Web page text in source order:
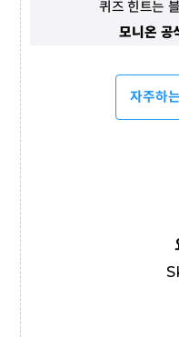
퀴즈 힌트는
모니온 공
자주하